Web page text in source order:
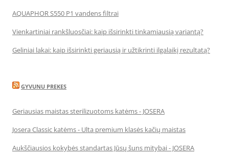
AQUAPHOR S550 P1 vandens filtrai
Vienkartiniai rankšluosčiai: kaip išsirinkti tinkamiausią variantą?
Geliniai lakai: kaip išsirinkti geriausią ir užtikrinti ilgalaikį rezultatą?
GYVUNU PREKES
Geriausias maistas sterilizuotoms katėms - JOSERA
Josera Classic katėms - Ulta premium klasės kačių maistas
Aukščiausios kokybės standartas Jūsų šuns mitybai - JOSERA